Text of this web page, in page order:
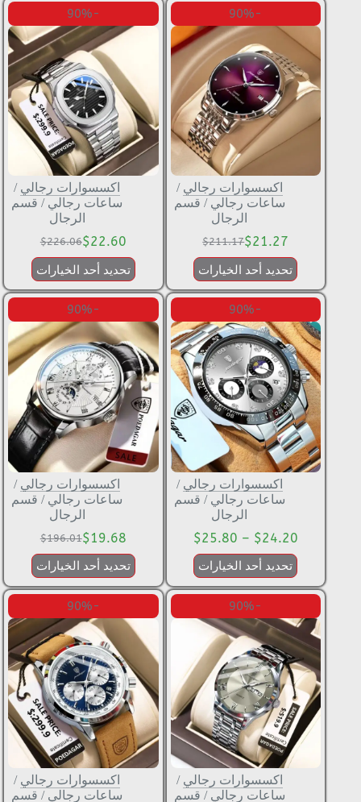
-90%
اكسسوارات رجالي /
ساعات رجالي / قسم
الرجال
$211.17$21.27
تحديد أحد الخيارات
-90%
اكسسوارات رجالي /
ساعات رجالي / قسم
الرجال
$226.06$22.60
تحديد أحد الخيارات
-90%
اكسسوارات رجالي /
ساعات رجالي / قسم
الرجال
$24.20
–
$25.80
تحديد أحد الخيارات
-90%
اكسسوارات رجالي /
ساعات رجالي / قسم
الرجال
$196.01$19.68
تحديد أحد الخيارات
-90%
اكسسوارات رجالي /
ساعات رجالي / قسم
-90%
اكسسوارات رجالي /
ساعات رجالي / قسم